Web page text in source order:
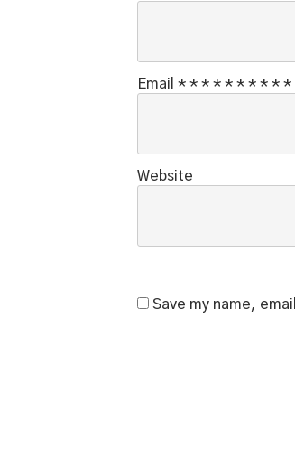
Email * * * * * * * * * *
Website
Save my name,